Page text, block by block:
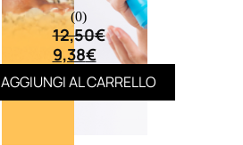
(0)
12,50€
9,38€
AGGIUNGI AL CARRELLO